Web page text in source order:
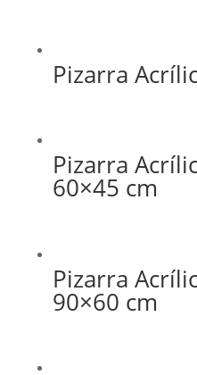
Pizarra
Pizarra
60×45 cm
Pizarra
90×60 cm